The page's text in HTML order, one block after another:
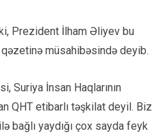
Prezident İlham Əliyev bu
qəzetinə müsahibəsində deyib.
Suriya İnsan Haqlarının
QHT etibarlı təşkilat deyil. Biz
bağlı yaydığı çox sayda feyk